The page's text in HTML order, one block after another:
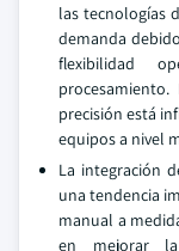
las tecnologías
demanda
flexibilidad
precisión está
equipos a nivel
La integración
una tendencia
manual a
en mejorar